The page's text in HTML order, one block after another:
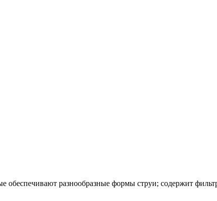
обеcпечивают разнообразные формы струи; содержит